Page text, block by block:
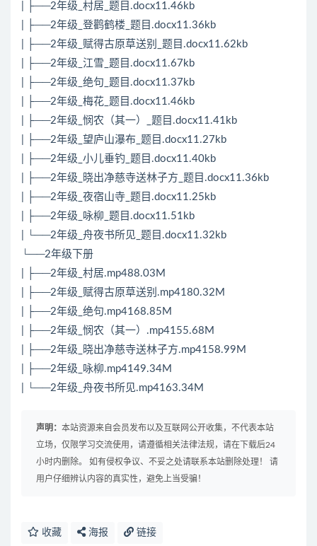
| ├──2年级_村居_题目.docx11.46kb
| ├──2年级_登鹳鹤楼_题目.docx11.36kb
| ├──2年级_赋得古原草送别_题目.docx11.62kb
| ├──2年级_江雪_题目.docx11.67kb
| ├──2年级_绝句_题目.docx11.37kb
| ├──2年级_梅花_题目.docx11.46kb
| ├──2年级_悯农（其一）_题目.docx11.41kb
| ├──2年级_望庐山瀑布_题目.docx11.27kb
| ├──2年级_小儿垂钓_题目.docx11.40kb
| ├──2年级_晓出净慈寺送林子方_题目.docx11.36kb
| ├──2年级_夜宿山寺_题目.docx11.25kb
| ├──2年级_咏柳_题目.docx11.51kb
| └──2年级_舟夜书所见_题目.docx11.32kb
└──2年级下册
| ├──2年级_村居.mp488.03M
| ├──2年级_赋得古原草送别.mp4180.32M
| ├──2年级_绝句.mp4168.85M
| ├──2年级_悯农（其一）.mp4155.68M
| ├──2年级_晓出净慈寺送林子方.mp4158.99M
| ├──2年级_咏柳.mp4149.34M
| └──2年级_舟夜书所见.mp4163.34M
声明： 本站资源来自会员发布以及互联网公开收集，不代表本站
立场，仅限学习交流使用，请遵循相关法律法规，请在下载后24
小时内删除。 如有侵权争议、不妥之处请联系本站删除处理！ 请
用户仔细辨认内容的真实性，避免上当受骗！
收藏 海报 链接